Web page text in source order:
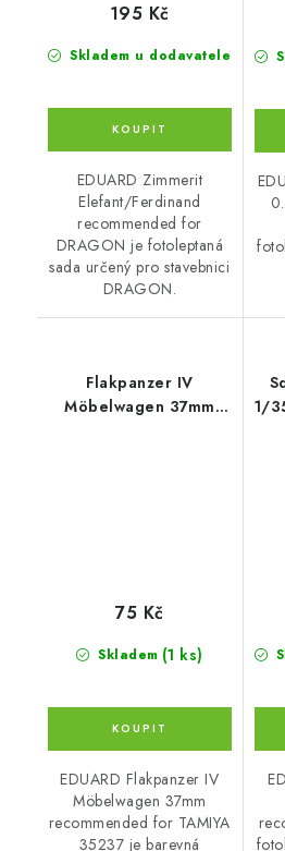
Skladem u dodavatele
195 Kč
EDUARD Zimmerit
Elefant/Ferdinand
recommended for
DRAGON je fotoleptaná
sada určený pro stavebnici
DRAGON.
Flakpanzer IV
Möbelwagen 37mm
Skladem (1 ks)
75 Kč
EDUARD Flakpanzer IV
Möbelwagen 37mm
recommended for TAMIYA
35237 je barevná
1/